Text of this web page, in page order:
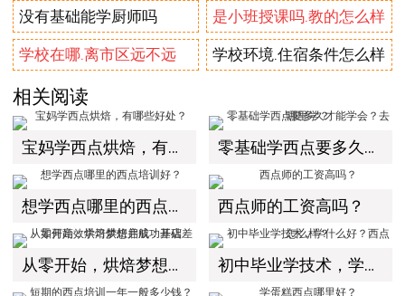
没有基础能学厨师吗 是小班授课吗.教的怎么样
学校在哪.离市区远不远 学校环境.住宿条件怎么样
相关阅读
宝妈学西点烘焙，有哪些好处？ 零基础学西点要多久才能学会？去哪里学？
想学西点哪里的西点培训好？ 西点师的工资高吗？
从零开始，烘焙梦想启航：基础差如何高效学习烘焙并成功开店 初中毕业学技术，学什么好？西点怎么样？